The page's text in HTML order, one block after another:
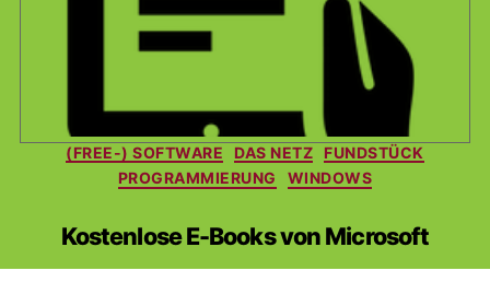
Kategorien
(FREE-) SOFTWARE DAS NETZ
FUNDSTÜCK
PROGRAMMIERUNG
WINDOWS
Kostenlose E-Books von Microsoft